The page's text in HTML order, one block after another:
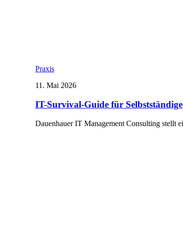
Praxis
11. Mai 2026
IT-Survival-Guide für Selbstständige
Dauenhauer IT Management Consulting stellt